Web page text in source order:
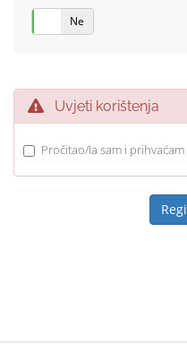
Ne
Uvjeti korištenja
Pročitao/la sam i prihvaćam